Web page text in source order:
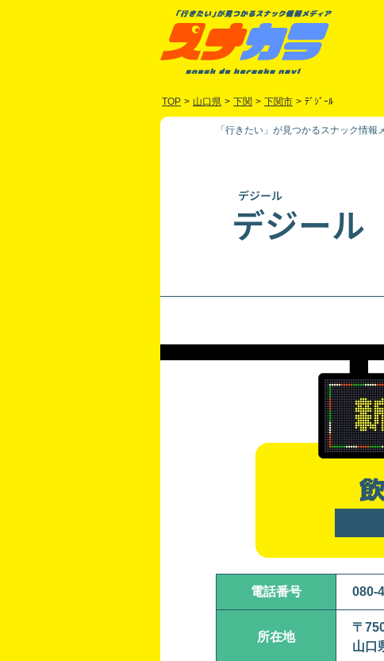
TOP > 山口県 > 下関 > 下関市 > ﾃﾞｼﾞｰﾙ
「行きたい」が見つかるスナック情報
デジール
デジール
電話番号 080-
所在地
〒
山口